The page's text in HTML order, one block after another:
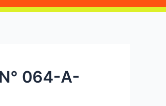
064-A-